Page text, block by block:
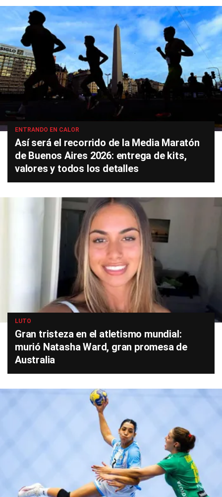
ENTRANDO EN CALOR
Así será el recorrido de la Media Maratón
de Buenos Aires 2026: entrega de kits,
valores y todos los detalles
LUTO
Gran tristeza en el atletismo mundial:
murió Natasha Ward, gran promesa de
Australia